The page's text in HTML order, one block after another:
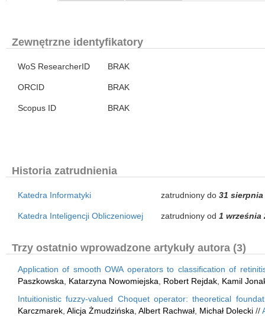
Zewnętrzne identyfikatory
WoS ResearcherID BRAK
ORCID BRAK
Scopus ID BRAK
Historia zatrudnienia
Katedra Informatyki zatrudniony do 31 sierpnia
Katedra Inteligencji Obliczeniowej zatrudniony od 1 września
Trzy ostatnio wprowadzone artykuły autora (3)
Application of smooth OWA operators to classification of
Paszkowska
Katarzyna Nowomiejska Robert Rejdak Kamil
Intuitionistic fuzzy-valued Choquet operator: theoretical
Karczmarek Alicja Żmudzińska Albert Rachwał Michał Dolecki //